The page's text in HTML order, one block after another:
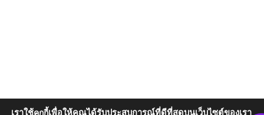
เราใช้ เพื่อให้คุณได้รับประสบการณ์ที่ดีที่สุดบนเว็บไซต์ของเรา